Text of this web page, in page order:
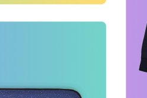
GGF 소개
프로그램 및
온라인 전시